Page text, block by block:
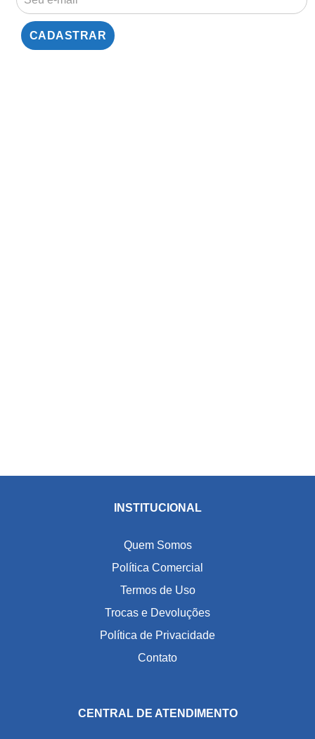
INSTITUCIONAL
Quem Somos
Política Comercial
Termos de Uso
Trocas e Devoluções
Política de Privacidade
Contato
CENTRAL DE ATENDIMENTO